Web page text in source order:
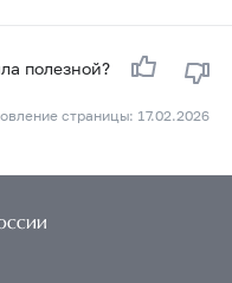
полезной?
страницы: 17.02.2026